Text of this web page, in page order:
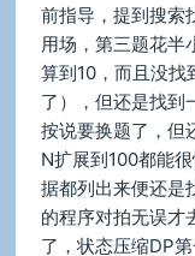
前指导，提到搜索
用场，第三题花半
算到10，而且没找
了），但还是找到
按说要换题了，但
N扩展到100都能
据都列出来便还是
的程序对拍无误才
了，状态压缩DP